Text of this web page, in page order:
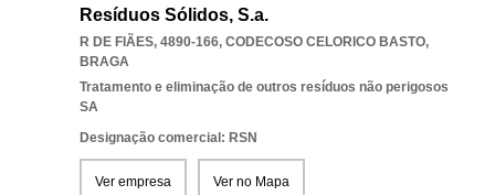
Resíduos Sólidos, S.a.
R DE FIÃES, 4890-166, CODECOSO CELORICO BASTO,
BRAGA
Tratamento e eliminação de outros resíduos não perigosos
SA
Designação comercial: RSN
Ver empresa Ver no Mapa